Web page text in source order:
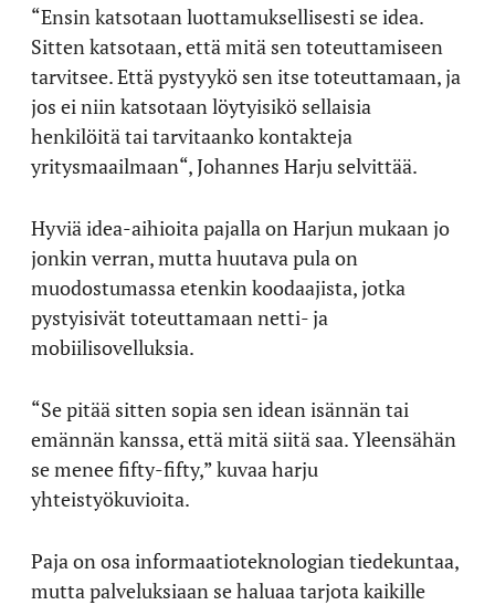
“Ensin katsotaan luottamuksellisesti se idea.
Sitten katsotaan, että mitä sen toteuttamiseen
tarvitsee. Että pystyykö sen itse toteuttamaan, ja
jos ei niin katsotaan löytyisikö sellaisia
henkilöitä tai tarvitaanko kontakteja
yritysmaailmaan“, Johannes Harju selvittää.
Hyviä idea-aihioita pajalla on Harjun mukaan jo
jonkin verran, mutta huutava pula on
muodostumassa etenkin koodaajista, jotka
pystyisivät toteuttamaan netti- ja
mobiilisovelluksia.
“Se pitää sitten sopia sen idean isännän tai
emännän kanssa, että mitä siitä saa. Yleensähän
se menee fifty-fifty,” kuvaa harju
yhteistyökuvioita.
Paja on osa informaatioteknologian tiedekuntaa,
mutta palveluksiaan se haluaa tarjota kaikille